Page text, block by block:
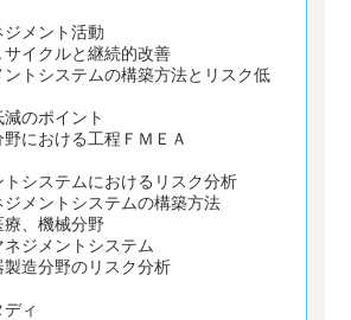
ジメント活動
サイクルと継続的改善
ントシステムの構築方法とリスク低
減のポイント
野における工程ＦＭＥＡ
トシステムにおけるリスク分析
ジメントシステムの構築方法
療、機械分野
ネジメントシステム
造分野のリスク分析
ィ